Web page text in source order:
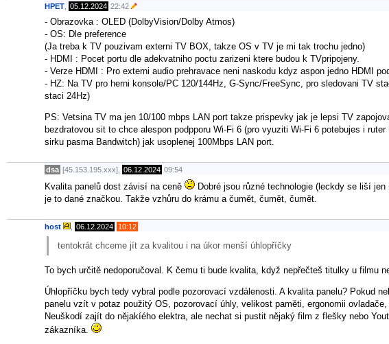
HPET 05.12.2024 22:42
- Obrazovka : OLED (DolbyVision/Dolby Atmos)
- OS: Dle preference
(Ja treba k TV pouzivam externi TV BOX, takze OS v TV je mi tak trochu jedno)
- HDMI : Pocet portu dle adekvatniho poctu zarizeni ktere budou k TVpripojeny.
- Verze HDMI : Pro externi audio prehravace neni naskodu kdyz aspon jedno HDMI
- HZ: Na TV pro herni konsole/PC 120/144Hz, G-Sync/FreeSync, pro sledovani TV
staci 24Hz)
PS: Vetsina TV ma jen 10/100 mbps LAN port takze prispevky jak je lepsi TV
bezdratovou sit to chce alespon podpporu Wi-Fi 6 (pro vyuziti Wi-Fi 6 potebujes i
sirku pasma Bandwitch) jak usoplenej 100Mbps LAN port.
dsa [45.153.195.xxx], 06.12.2024 09:54
Kvalita panelů dost závisí na ceně
Dobré jsou různé technologie (leckdy se liší
je to dané značkou. Takže vzhůru do krámu a čumět, čumět, čumět.
host 06.12.2024 10:12
tentokrát chceme jít za kvalitou i na úkor menší úhlopříčky
To bych určitě nedoporučoval. K čemu ti bude kvalita, když nepřečteš titulky u filmu
Úhlopříčku bych tedy vybral podle pozorovací vzdálenosti. A kvalita panelu? Pokud
panelu vzít v potaz použitý OS, pozorovací úhly, velikost paměti, ergonomii ovladače,
Neuškodí zajít do nějakíého elektra, ale nechat si pustit nějaký film z flešky nebo
zákazníka.